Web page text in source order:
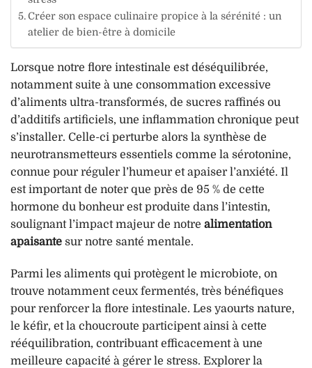
Créer son espace culinaire propice à la sérénité : un
atelier de bien-être à domicile
Lorsque notre flore intestinale est déséquilibrée,
notamment suite à une consommation excessive
d’aliments ultra-transformés, de sucres raffinés ou
d’additifs artificiels, une inflammation chronique peut
s’installer. Celle-ci perturbe alors la synthèse de
neurotransmetteurs essentiels comme la sérotonine,
connue pour réguler l’humeur et apaiser l’anxiété. Il
est important de noter que près de 95 % de cette
hormone du bonheur est produite dans l’intestin,
soulignant l’impact majeur de notre alimentation
apaisante sur notre santé mentale.
Parmi les aliments qui protègent le microbiote, on
trouve notamment ceux fermentés, très bénéfiques
pour renforcer la flore intestinale. Les yaourts nature,
le kéfir, et la choucroute participent ainsi à cette
rééquilibration, contribuant efficacement à une
meilleure capacité à gérer le stress. Explorer la